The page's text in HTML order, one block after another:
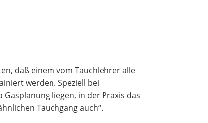
daß einem vom Tauchlehrer alle
werden. Speziell bei
liegen, in der Praxis das
Tauchgang auch“.